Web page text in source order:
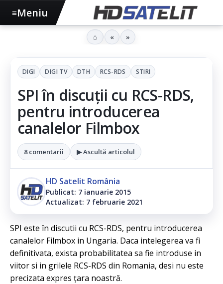
DIGI DIGI TV DTH RCS-RDS STIRI
SPI în discuții cu RCS-RDS,
pentru introducerea
canalelor Filmbox
8 comentarii ▶ Ascultă articolul
HD Satelit România
Publicat: 7 ianuarie 2015
Actualizat: 7 februarie 2021
SPI este în discutii cu RCS-RDS, pentru introducerea
canalelor Filmbox in Ungaria. Daca intelegerea va fi
definitivata, exista probabilitatea sa fie introduse in
viitor si in grilele RCS-RDS din Romania, desi nu este
precizata expres țara noastră.
≡Meniu
⌂ « »